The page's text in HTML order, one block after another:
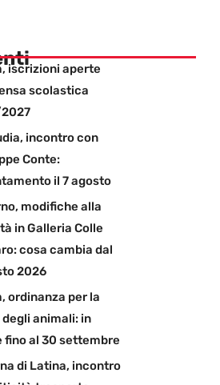
iscrizioni aperte
scolastica
incontro con
Conte:
il 7 agosto
modifiche alla
in Galleria Colle
cosa cambia dal
2026
ordinanza per la
animali: in
fino al 30 settembre
di Latina, incontro